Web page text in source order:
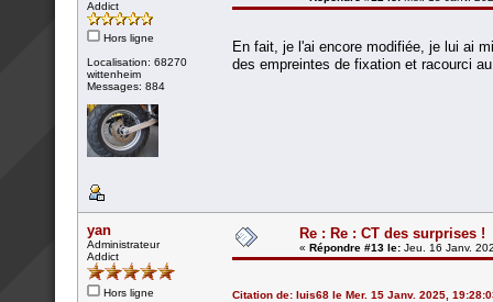
Addict
Hors ligne
Localisation: 68270
wittenheim
Messages: 884
En fait, je l'ai encore modifiée, je lui ai
des empreintes de fixation et racourci
yan
Administrateur
Addict
Hors ligne
Re : Re : CT des surprises !
« Répondre #13 le: Jeu. 16 Janv.
Citation de: luis68 le Mer. 15 Janv. 2025,